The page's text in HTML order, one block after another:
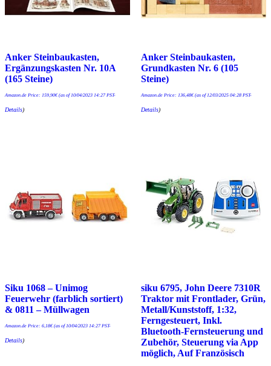
Anker Steinbaukasten,
Ergänzungskasten Nr. 10A
(165 Steine)
Amazon.de Price: 159,90€(as of 10/04/2023 14:27 PST-
Details)
Anker Steinbaukasten,
Grundkasten Nr. 6 (105
Steine)
Amazon.de Price: 136,48€(as of 12/03/2025 04:28 PST-
Details)
Siku 1068 – Unimog
Feuerwehr (farblich sortiert)
& 0811 – Müllwagen
Amazon.de Price: 6,18€(as of 10/04/2023 14:27 PST-
Details)
siku 6795, John Deere 7310R
Traktor mit Frontlader, Grün,
Metall/Kunststoff, 1:32,
Ferngesteuert, Inkl.
Bluetooth-Fernsteuerung und
Zubehör, Steuerung via App
möglich, Auf ‎Französisch